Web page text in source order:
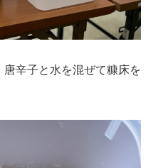
辛子と水を混ぜて糠床を